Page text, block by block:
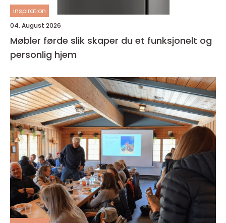
inspiration
04. August 2026
Møbler førde slik skaper du et funksjonelt og
personlig hjem